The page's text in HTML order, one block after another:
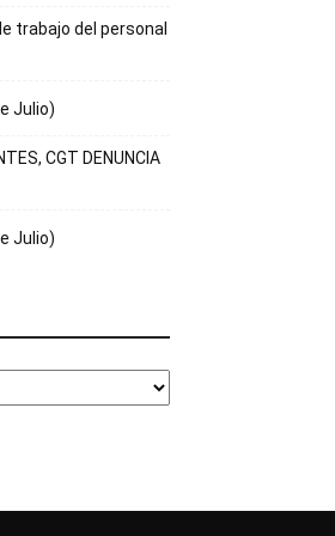
trabajo del personal
Julio)
CGT DENUNCIA
Julio)